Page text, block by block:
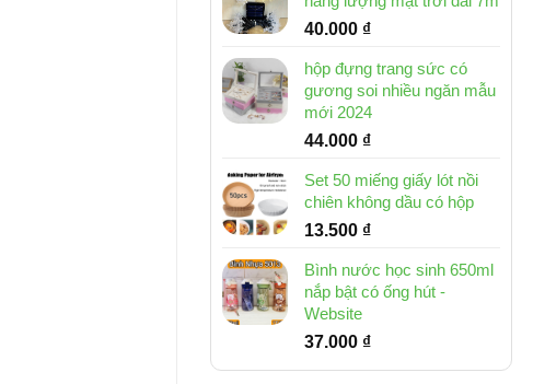
40.000 ₫
hộp đựng trang sức có
gương soi nhiều ngăn mẫu
mới 2024
44.000 ₫
Set 50 miếng giấy lót nồi
chiên không dầu có hộp
13.500 ₫
Bình nước học sinh 650ml
nắp bật có ống hút -
Website
37.000 ₫